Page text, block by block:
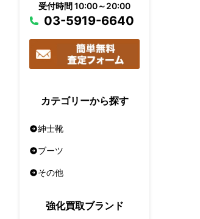
受付時間 10:00～20:00
03-5919-6640
カテゴリーから探す
紳士靴
ブーツ
その他
強化買取ブランド